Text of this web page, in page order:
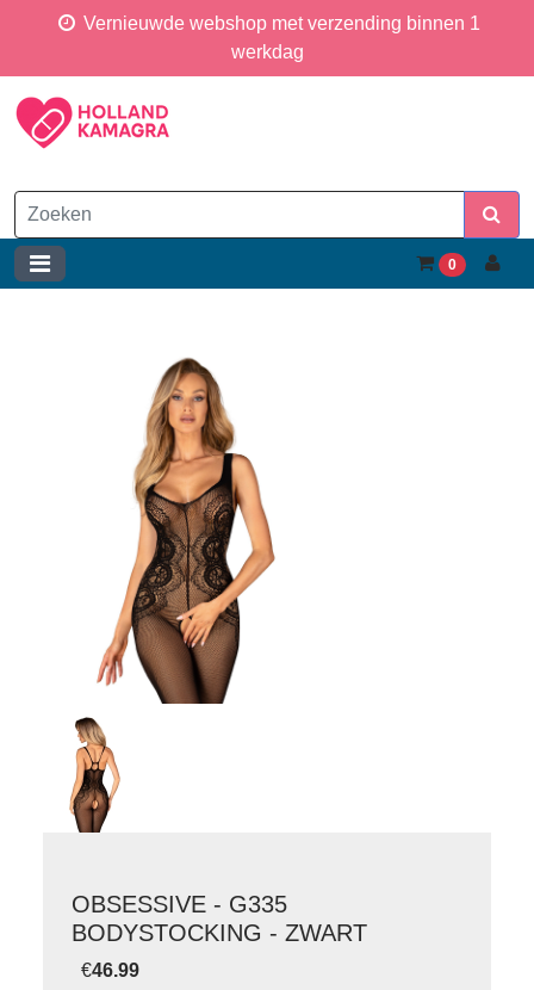
Vernieuwde webshop met verzending binnen 1
werkdag
0
OBSESSIVE - G335
BODYSTOCKING - ZWART
€46.99